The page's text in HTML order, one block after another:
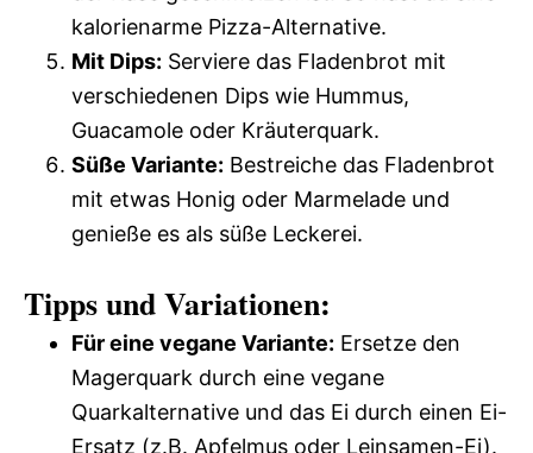
kalorienarme Pizza-Alternative.
Mit Dips: Serviere das Fladenbrot mit
verschiedenen Dips wie Hummus,
Guacamole oder Kräuterquark.
Süße Variante: Bestreiche das Fladenbrot
mit etwas Honig oder Marmelade und
genieße es als süße Leckerei.
Tipps und Variationen:
Für eine vegane Variante: Ersetze den
Magerquark durch eine vegane
Quarkalternative und das Ei durch einen Ei-
Ersatz (z.B. Apfelmus oder Leinsamen-Ei).